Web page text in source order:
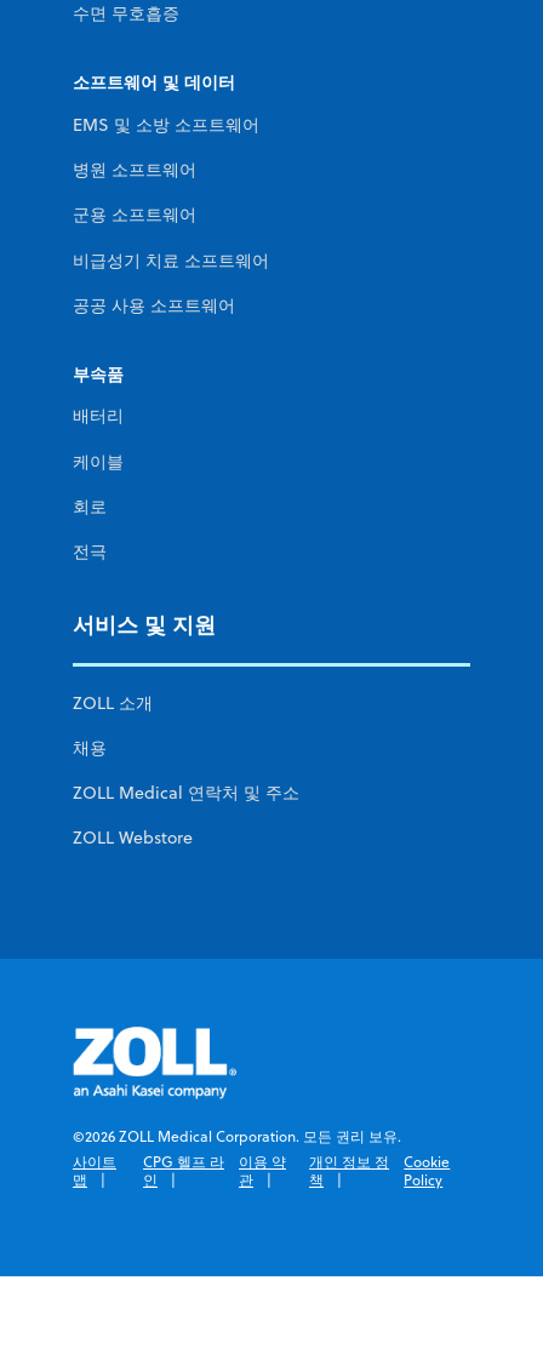
수면 무호흡증
소프트웨어 및 데이터
EMS 및 소방 소프트웨어
병원 소프트웨어
군용 소프트웨어
비급성기 치료 소프트웨어
공공 사용 소프트웨어
부속품
배터리
케이블
회로
전극
서비스 및 지원
ZOLL 소개
채용
ZOLL Medical 연락처 및 주소
ZOLL Webstore
©2026 ZOLL Medical Corporation. 모든 권리 보유.
사이트
맵
CPG 헬프 라
인
이용 약
관
개인 정보 정
책
Cookie
Policy